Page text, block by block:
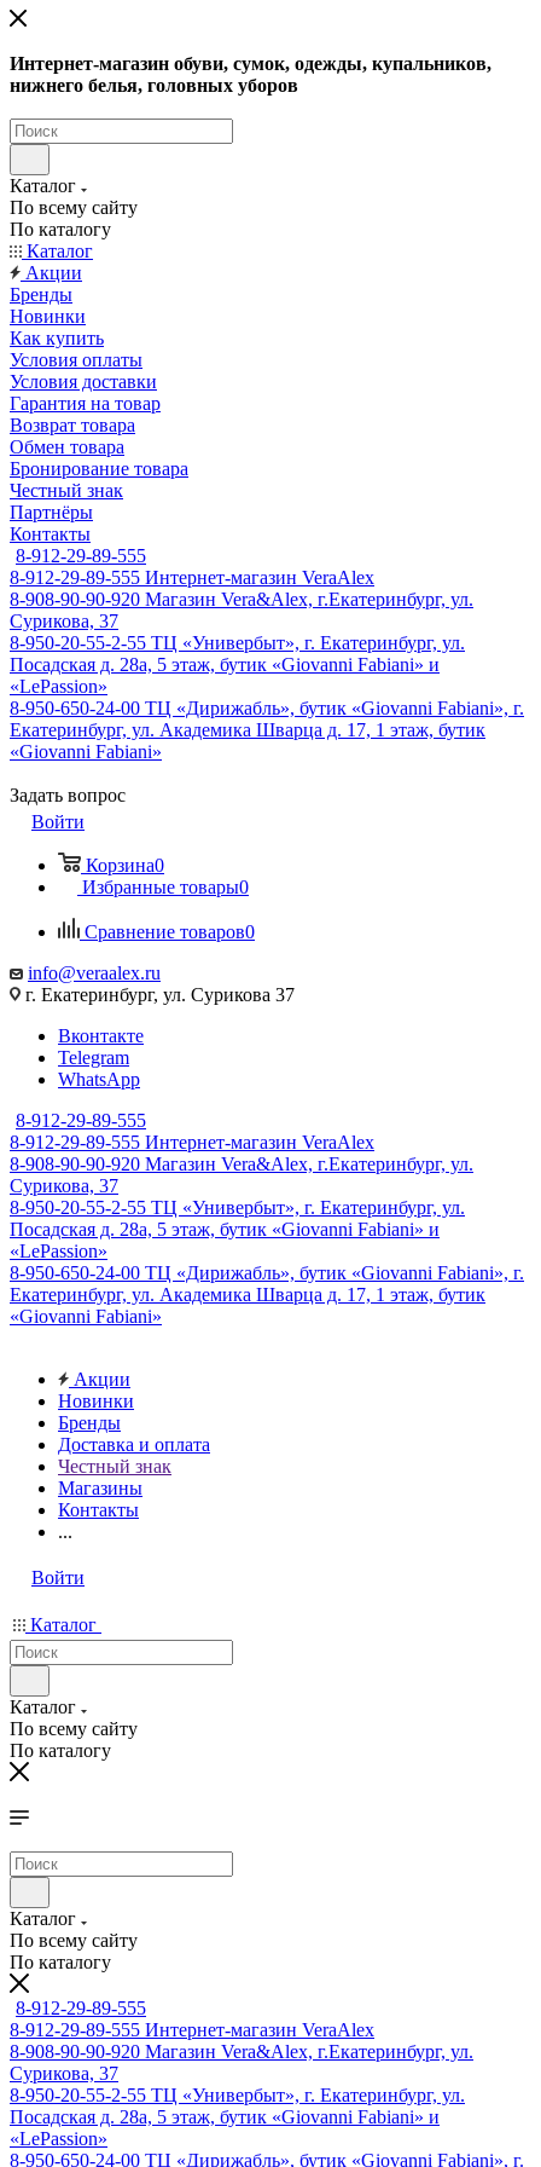
Интернет-магазин обуви, сумок, одежды, купальников,
нижнего белья, головных уборов
Каталог
По всему сайту
По каталогу
Каталог
Акции
Бренды
Новинки
Как купить
Условия оплаты
Условия доставки
Гарантия на товар
Возврат товара
Обмен товара
Бронирование товара
Честный знак
Партнёры
Контакты
8-912-29-89-555
8-912-29-89-555 Интернет-магазин VeraAlex
8-908-90-90-920 Магазин Vera&Alex, г.Екатеринбург, ул.
Сурикова, 37
8-950-20-55-2-55 ТЦ «Универбыт», г. Екатеринбург, ул.
Посадская д. 28а, 5 этаж, бутик «Giovanni Fabiani» и
«LePassion»
8-950-650-24-00 ТЦ «Дирижабль», бутик «Giovanni Fabiani», г.
Екатеринбург, ул. Академика Шварца д. 17, 1 этаж, бутик
«Giovanni Fabiani»
Задать вопрос
Войти
Корзина0
Избранные товары0
Сравнение товаров0
info@veraalex.ru
г. Екатеринбург, ул. Сурикова 37
Вконтакте
Telegram
WhatsApp
8-912-29-89-555
8-912-29-89-555 Интернет-магазин VeraAlex
8-908-90-90-920 Магазин Vera&Alex, г.Екатеринбург, ул.
Сурикова, 37
8-950-20-55-2-55 ТЦ «Универбыт», г. Екатеринбург, ул.
Посадская д. 28а, 5 этаж, бутик «Giovanni Fabiani» и
«LePassion»
8-950-650-24-00 ТЦ «Дирижабль», бутик «Giovanni Fabiani», г.
Екатеринбург, ул. Академика Шварца д. 17, 1 этаж, бутик
«Giovanni Fabiani»
Акции
Новинки
Бренды
Доставка и оплата
Честный знак
Магазины
Контакты
...
Войти
Каталог
Каталог
По всему сайту
По каталогу
Каталог
По всему сайту
По каталогу
8-912-29-89-555
8-912-29-89-555 Интернет-магазин VeraAlex
8-908-90-90-920 Магазин Vera&Alex, г.Екатеринбург, ул.
Сурикова, 37
8-950-20-55-2-55 ТЦ «Универбыт», г. Екатеринбург, ул.
Посадская д. 28а, 5 этаж, бутик «Giovanni Fabiani» и
«LePassion»
8-950-650-24-00 ТЦ «Дирижабль», бутик «Giovanni Fabiani», г.